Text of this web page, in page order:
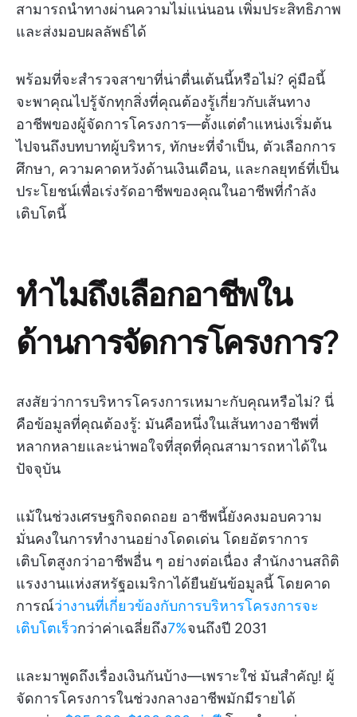
สามารถนำทางผ่านความไม่แน่นอน เพิ่มประสิทธิภาพ
และส่งมอบผลลัพธ์ได้
พร้อมที่จะสำรวจสาขาที่น่าตื่นเต้นนี้หรือไม่? คู่มือนี้
จะพาคุณไปรู้จักทุกสิ่งที่คุณต้องรู้เกี่ยวกับเส้นทาง
อาชีพของผู้จัดการโครงการ—ตั้งแต่ตำแหน่งเริ่มต้น
ไปจนถึงบทบาทผู้บริหาร, ทักษะที่จำเป็น, ตัวเลือกการ
ศึกษา, ความคาดหวังด้านเงินเดือน, และกลยุทธ์ที่เป็น
ประโยชน์เพื่อเร่งรัดอาชีพของคุณในอาชีพที่กำลัง
เติบโตนี้
ทำไมถึงเลือกอาชีพใน
ด้านการจัดการโครงการ?
สงสัยว่าการบริหารโครงการเหมาะกับคุณหรือไม่? นี่
คือข้อมูลที่คุณต้องรู้: มันคือหนึ่งในเส้นทางอาชีพที่
หลากหลายและน่าพอใจที่สุดที่คุณสามารถหาได้ใน
ปัจจุบัน
แม้ในช่วงเศรษฐกิจถดถอย อาชีพนี้ยังคงมอบความ
มั่นคงในการทำงานอย่างโดดเด่น โดยอัตราการ
เติบโตสูงกว่าอาชีพอื่น ๆ อย่างต่อเนื่อง สำนักงานสถิติ
แรงงานแห่งสหรัฐอเมริกาได้ยืนยันข้อมูลนี้ โดยคาด
การณ์ว่างานที่เกี่ยวข้องกับการบริหารโครงการจะ
เติบโตเร็วกว่าค่าเฉลี่ยถึง7%จนถึงปี 2031
และมาพูดถึงเรื่องเงินกันบ้าง—เพราะใช่ มันสำคัญ! ผู้
จัดการโครงการในช่วงกลางอาชีพมักมีรายได้